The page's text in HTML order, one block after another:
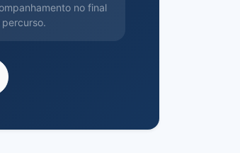
no final